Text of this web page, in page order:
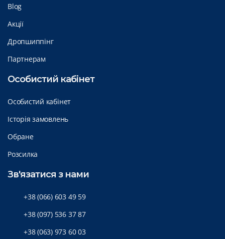
Blog
Акції
Дропшиппінг
Партнерам
Особистий кабінет
Особистий кабінет
Історія замовлень
Обране
Розсилка
Зв'язатися з нами
+38 (066) 603 49 59
+38 (097) 536 37 87
+38 (063) 973 60 03